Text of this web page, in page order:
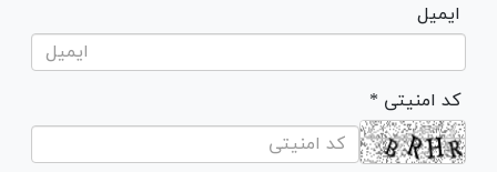
ایمیل
* کد امنیتی